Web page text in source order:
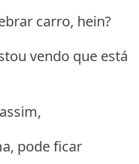
carro, hein?
vendo que está
pode ficar